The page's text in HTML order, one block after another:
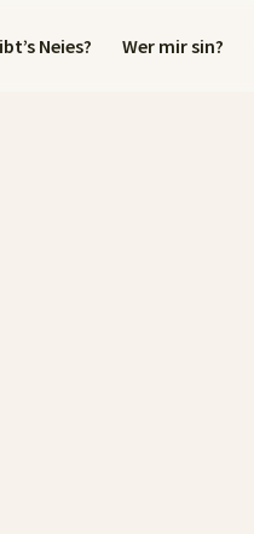
Neies? Wer mir sin?